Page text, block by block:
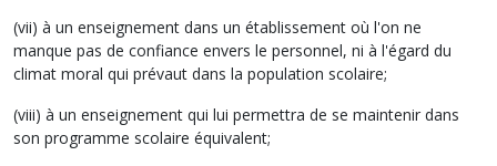
(vii) à un enseignement dans un établissement où l'on ne
manque pas de confiance envers le personnel, ni à l'égard du
climat moral qui prévaut dans la population scolaire;
(viii) à un enseignement qui lui permettra de se maintenir dans
son programme scolaire équivalent;